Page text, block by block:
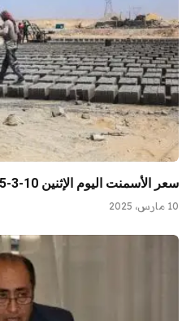
سعر الأسمنت اليوم الإثنين 10-3-2025 لدى الموزعين
10 مارس، 2025